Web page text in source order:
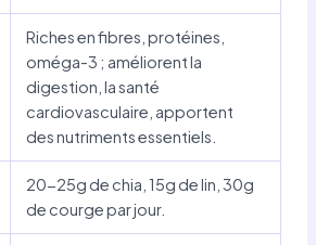
Riches en fibres, protéines,
oméga-3 ; améliorent la
digestion, la santé
cardiovasculaire, apportent
des nutriments essentiels.
20-25g de chia, 15g de lin, 30g
de courge par jour.